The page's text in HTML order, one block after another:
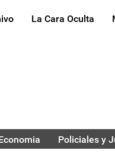
La Cara Oculta
Policiales y